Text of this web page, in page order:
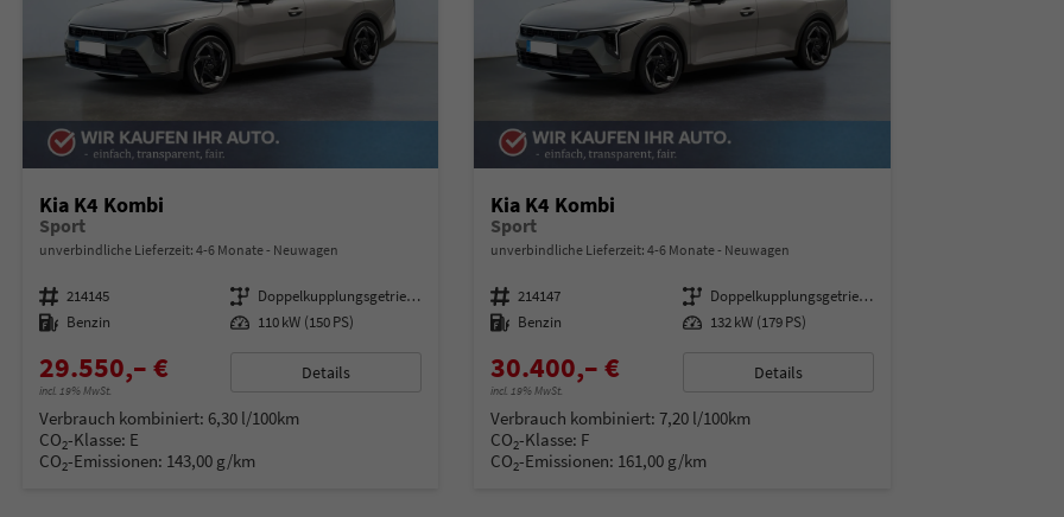
Kia K4 Kombi
Sport
unverbindliche Lieferzeit: 4-6 Monate Neuwagen
Fahrzeugnummer 214145 Getriebe
Doppelkupplungsgetriebe (DSG)
Kraftstoff Benzin Leistung 110 kW (150 PS)
29.550,– €
incl. 19% MwSt.
Details
Verbrauch kombiniert: 6,30 l/100km
CO2-Klasse: E
CO2-Emissionen: 143,00 g/km
Kia K4 Kombi
Sport
unverbindliche Lieferzeit: 4-6 Monate Neuwagen
Fahrzeugnummer 214147 Getriebe
Doppelkupplungsgetriebe (DSG)
Kraftstoff Benzin Leistung 132 kW (179 PS)
30.400,– €
incl. 19% MwSt.
Details
Verbrauch kombiniert:7,20 l/100km
CO2-Klasse: F
CO2-Emissionen: 161,00 g/km